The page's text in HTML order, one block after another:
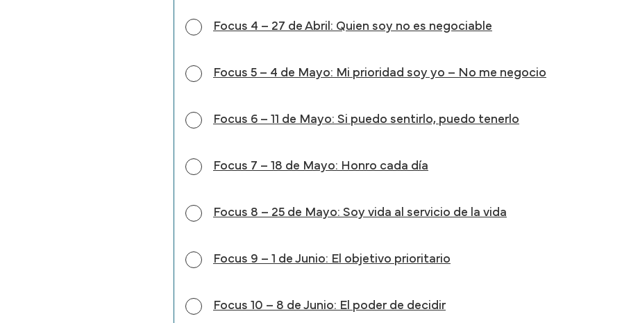
Focus 4 – 27 de Abril: Quien soy no es negociable
Focus 5 – 4 de Mayo: Mi prioridad soy yo – No me negocio
Focus 6 – 11 de Mayo: Si puedo sentirlo, puedo tenerlo
Focus 7 – 18 de Mayo: Honro cada día
Focus 8 – 25 de Mayo: Soy vida al servicio de la vida
Focus 9 – 1 de Junio: El objetivo prioritario
Focus 10 – 8 de Junio: El poder de decidir